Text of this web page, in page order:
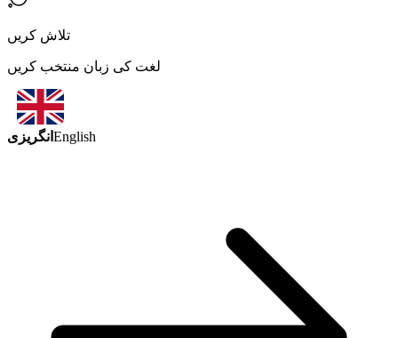
تلاش کریں
لغت کی زبان منتخب کریں
انگریزی English